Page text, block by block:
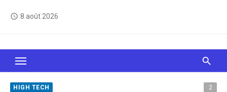
access_time 8 août 2026
Le Web, c'est comme une boîte de chocolats… On
sait jamais sur quoi on va tomber !
HIGH TECH 2